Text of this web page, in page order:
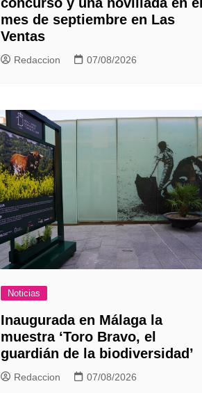
mes de septiembre en Las
Ventas
Redaccion 07/08/2026
Noticias
Inaugurada en Málaga la
muestra ‘Toro Bravo, el
guardián de la biodiversidad’
Redaccion 07/08/2026